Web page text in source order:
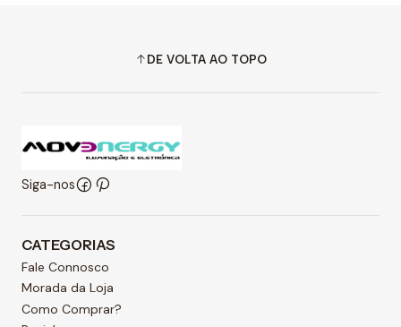
DE VOLTA AO TOPO
Siga-nos
CATEGORIAS
Fale Connosco
Morada da Loja
Como Comprar?